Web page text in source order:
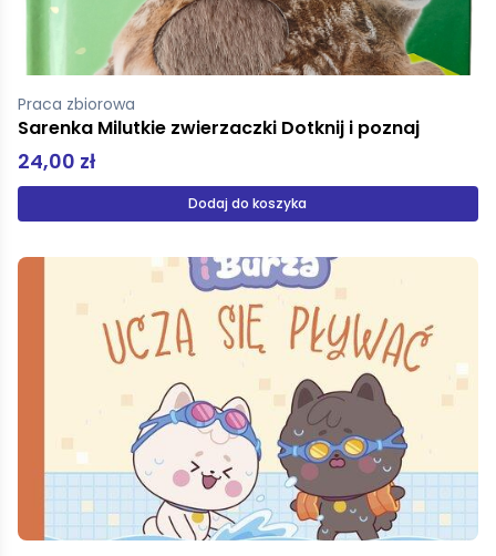
Praca zbiorowa
Sarenka Milutkie zwierzaczki Dotknij i poznaj
24,00 zł
Dodaj do koszyka